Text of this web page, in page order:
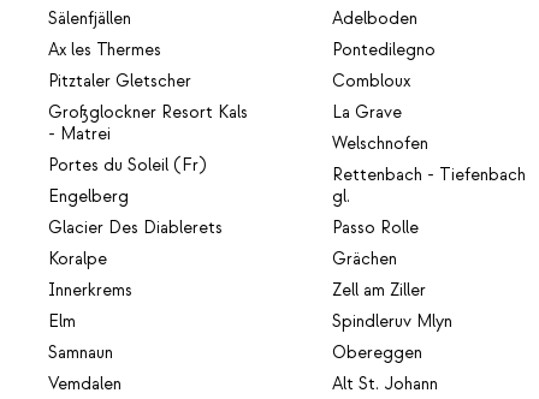
Sälenfjällen
Ax les Thermes
Pitztaler Gletscher
Großglockner Resort Kals
- Matrei
Portes du Soleil (Fr)
Engelberg
Glacier Des Diablerets
Koralpe
Innerkrems
Elm
Samnaun
Vemdalen
Adelboden
Pontedilegno
Combloux
La Grave
Welschnofen
Rettenbach - Tiefenbach
gl.
Passo Rolle
Grächen
Zell am Ziller
Spindleruv Mlyn
Obereggen
Alt St. Johann